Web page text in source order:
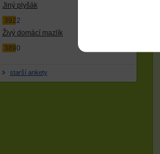
Jiný plyšák
3922
Živý domácí mazlík
3890
starší ankety